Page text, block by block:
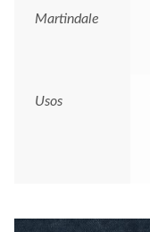
Martindale
Usos